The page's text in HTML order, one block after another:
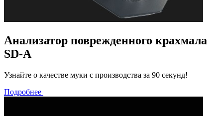
Анализатор поврежденного крахмала
SD-A
Узнайте о качестве муки с производства за 90 секунд!
Подробнее